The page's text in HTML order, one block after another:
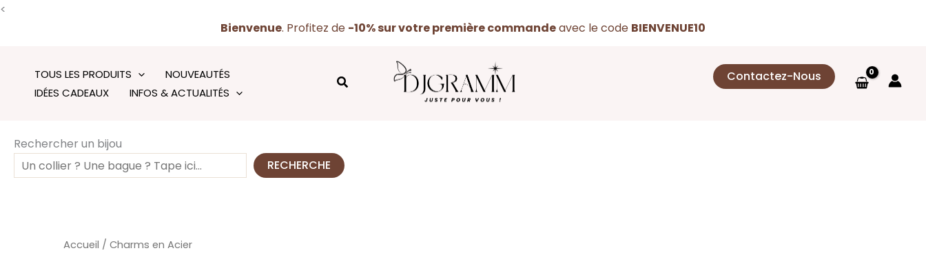
<
Bienvenue. Profitez de -10% sur votre première commandeavec le code BIENVENUE10
TOUS LES PRODUITS
NOUVEAUTÉS
IDÉES CADEAUX
INFOS & ACTUALITÉS
Rechercher Contactez-Nous
Rechercher un bijou
RECHERCHE
Accueil / Charms en Acier